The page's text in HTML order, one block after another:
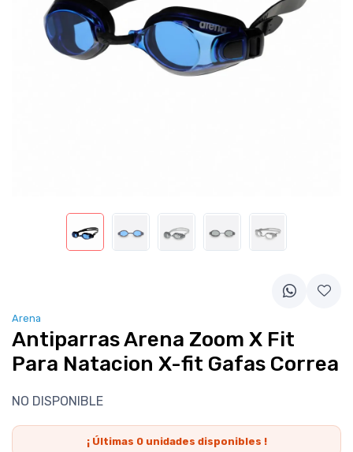
Arena
Antiparras Arena Zoom X Fit
Para Natacion X-fit Gafas Correa
NO DISPONIBLE
¡ Últimas 0unidades disponibles !